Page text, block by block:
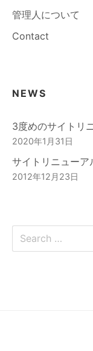
管理人について
Contact
NEWS
3度めのサイトリ
2020年1月31日
サイトリニューア
2012年12月23日
Search